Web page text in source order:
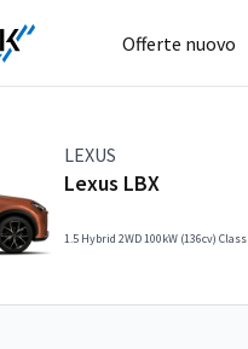
Offerte nuovo
LEXUS
Lexus LBX
1.5 Hybrid 2WD 100kW (136cv) Class